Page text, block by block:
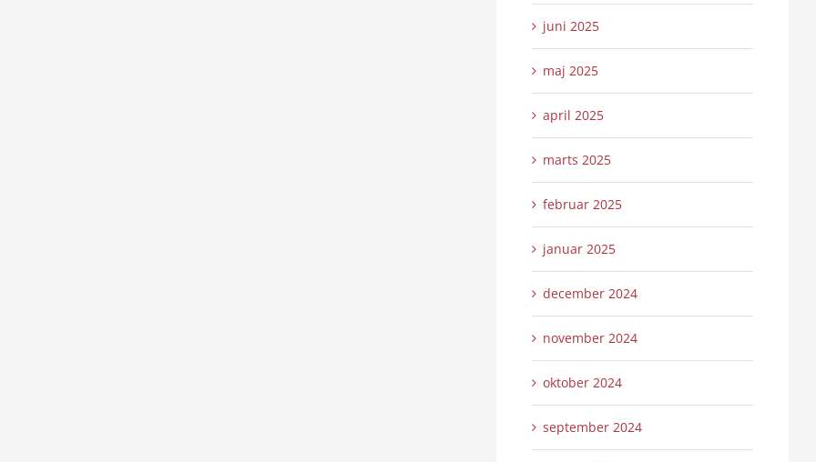
juni 2025
maj 2025
april 2025
marts 2025
februar 2025
januar 2025
december 2024
november 2024
oktober 2024
september 2024